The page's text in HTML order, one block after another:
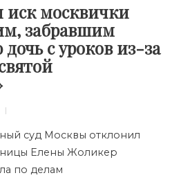
иск москвички
забравшим
с уроков из-за
суд Москвы отклонил
Елены Жоликер
по делам